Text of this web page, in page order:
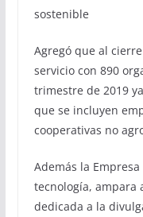
Agregó que al
servicio con 890
trimestre de 2019
que se incluyen
cooperativas no
Además la
tecnología, ampara
dedicada a la